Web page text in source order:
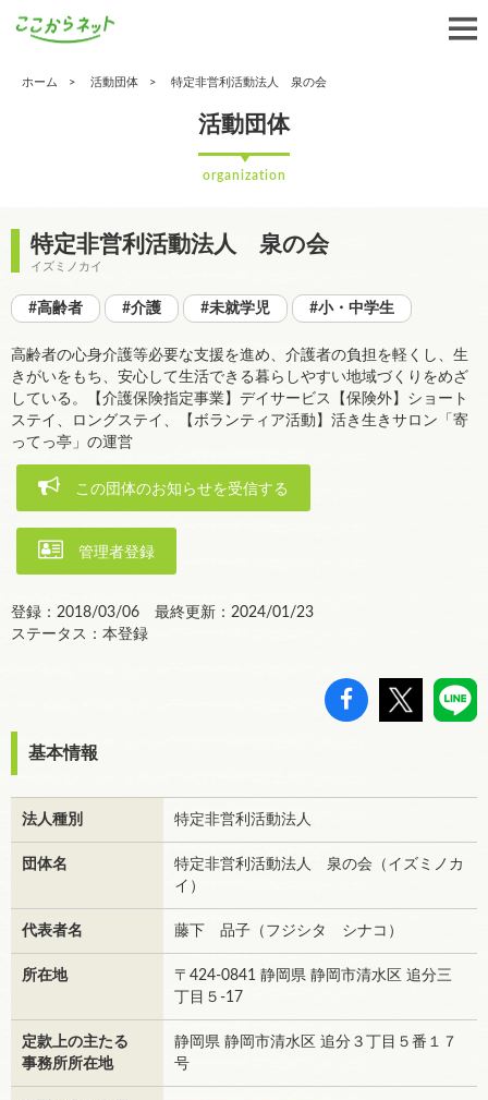
ホーム 活動団体 特定非営利活動法人 泉の会
活動団体
organization
特定非営利活動法人 泉の会
イズミノカイ
#高齢者 #介護 #未就学児 #小・中学生
高齢者の心身介護等必要な支援を進め、介護者の負担を軽くし、生
きがいをもち、安心して生活できる暮らしやすい地域づくりをめざ
している。【介護保険指定事業】デイサービス【保険外】ショート
ステイ、ロングステイ、【ボランティア活動】活き生きサロン「寄
ってっ亭」の運営
この団体のお知らせを受信する
管理者登録
登録：2018/03/06 最終更新：2024/01/23
ステータス：本登録
基本情報
法人種別 特定非営利活動法人
団体名
特定非営利活動法人 泉の会（イズミノカ
イ）
代表者名 藤下 品子（フジシタ シナコ）
所在地
〒424-0841 静岡県 静岡市清水区 追分三
丁目５-17
定款上の主たる
事務所所在地
静岡県 静岡市清水区 追分３丁目５番１７
号